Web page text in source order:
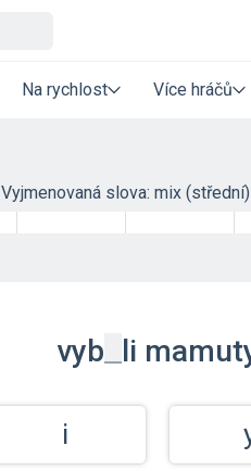
Na rychlost Více hráčů
Vyjmenovaná slova: mix (střední)
vyb li
i